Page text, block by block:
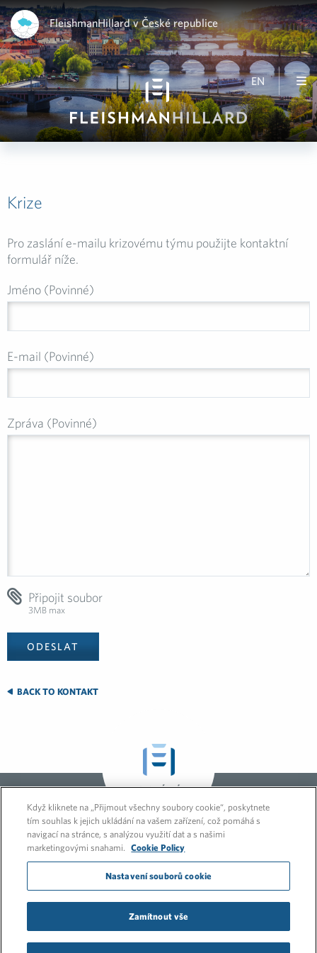
FleishmanHillard v České republice
EN
Krize
Pro zaslání e-mailu krizovému týmu použijte kontaktní
formulář níže.
Jméno (Povinné)
E-mail (Povinné)
Zpráva (Povinné)
Připojit soubor
3MB max
BACK TO KONTAKT
GLOBÁLNÍ
STRÁNKA
© 2026 FleishmanHillard
Když kliknete na „Přijmout všechny soubory cookie“, poskytnete
tím souhlas k jejich ukládání na vašem zařízení, což pomáhá s
navigací na stránce, s analýzou využití dat a s našimi
marketingovými snahami.
Cookie Policy
Nastavení souborů cookie
Zamítnout vše